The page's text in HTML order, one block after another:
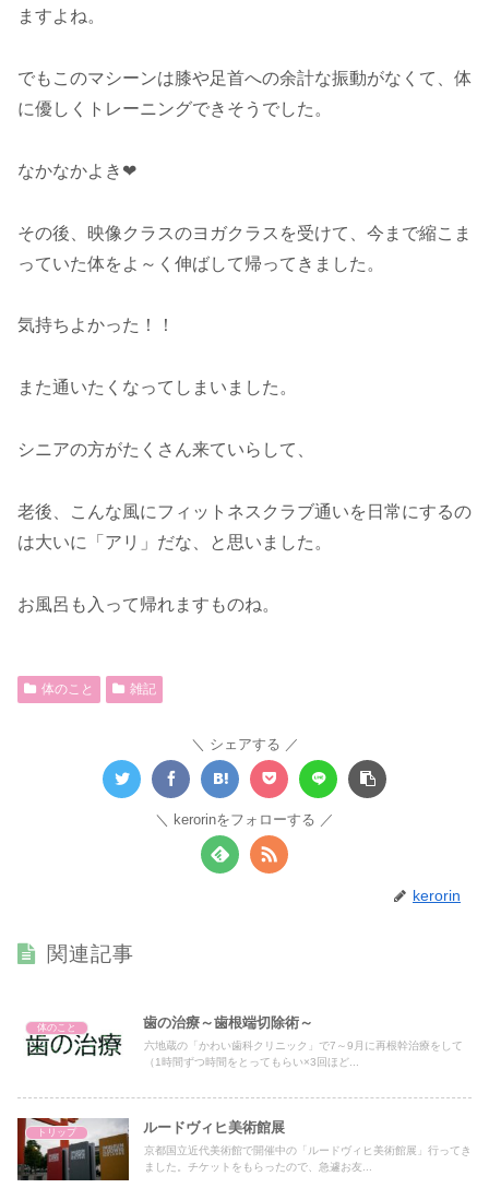
ますよね。
でもこのマシーンは膝や足首への余計な振動がなくて、体
に優しくトレーニングできそうでした。
なかなかよき❤
その後、映像クラスのヨガクラスを受けて、今まで縮こま
っていた体をよ～く伸ばして帰ってきました。
気持ちよかった！！
また通いたくなってしまいました。
シニアの方がたくさん来ていらして、
老後、こんな風にフィットネスクラブ通いを日常にするの
は大いに「アリ」だな、と思いました。
お風呂も入って帰れますものね。
体のこと 雑記
シェアする
kerorinをフォローする
kerorin
関連記事
体のこと 歯の治療～歯根端切除術～
六地蔵の「かわい歯科クリニック」で7～9月に再根幹治療をして
（1時間ずつ時間をとってもらい×3回ほど...
トリップ ルードヴィヒ美術館展
京都国立近代美術館で開催中の「ルードヴィヒ美術館展」行ってき
ました。チケットをもらったので、急遽お友...